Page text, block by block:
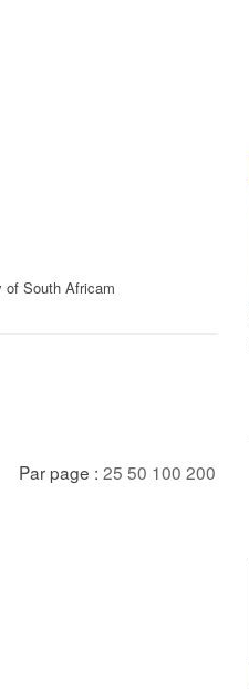
of South Africam
Par page : 25 50 100 200